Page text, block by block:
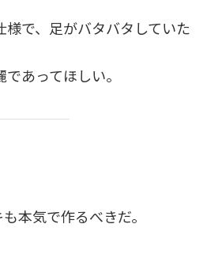
様で、足がバタバタしていた
あってほしい。
本気で作るべきだ。